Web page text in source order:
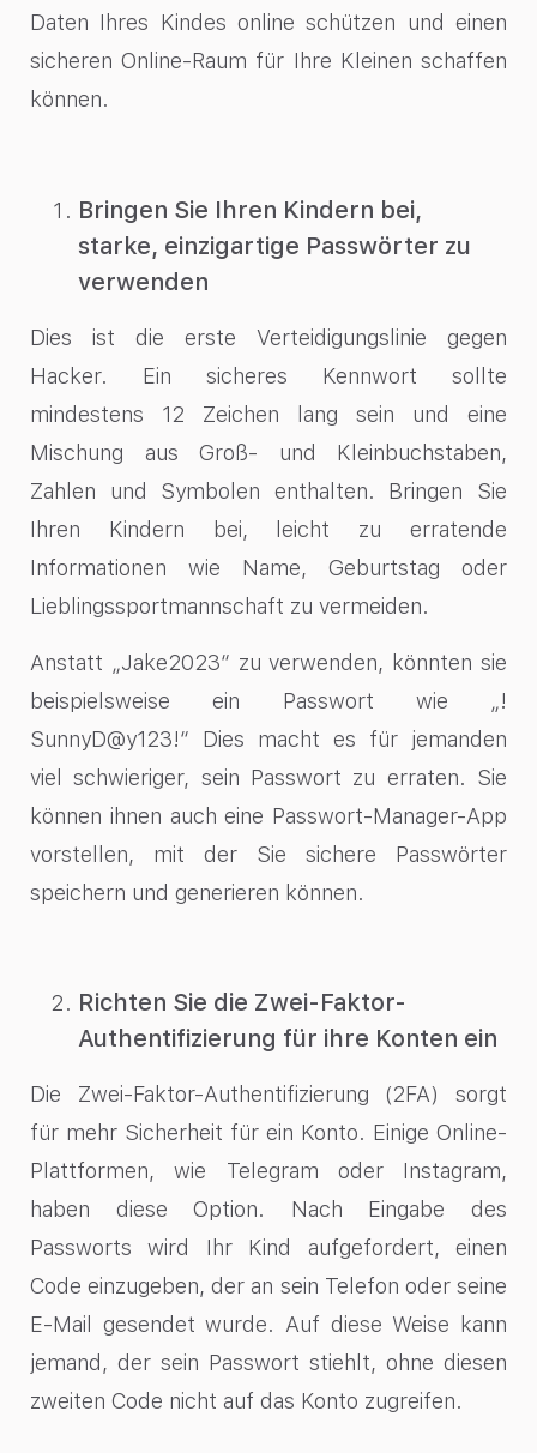
Daten Ihres Kindes online schützen und einen
sicheren Online-Raum für Ihre Kleinen schaffen
können.
Bringen Sie Ihren Kindern bei,
starke, einzigartige Passwörter zu
verwenden
Dies ist die erste Verteidigungslinie gegen
Hacker. Ein sicheres Kennwort sollte
mindestens 12 Zeichen lang sein und eine
Mischung aus Groß- und Kleinbuchstaben,
Zahlen und Symbolen enthalten. Bringen Sie
Ihren Kindern bei, leicht zu erratende
Informationen wie Name, Geburtstag oder
Lieblingssportmannschaft zu vermeiden.
Anstatt „Jake2023“ zu verwenden, könnten sie
beispielsweise ein Passwort wie „!
SunnyD@y123!“ Dies macht es für jemanden
viel schwieriger, sein Passwort zu erraten. Sie
können ihnen auch eine Passwort-Manager-App
vorstellen, mit der Sie sichere Passwörter
speichern und generieren können.
Richten Sie die Zwei-Faktor-
Authentifizierung für ihre Konten ein
Die Zwei-Faktor-Authentifizierung (2FA) sorgt
für mehr Sicherheit für ein Konto. Einige Online-
Plattformen, wie Telegram oder Instagram,
haben diese Option. Nach Eingabe des
Passworts wird Ihr Kind aufgefordert, einen
Code einzugeben, der an sein Telefon oder seine
E-Mail gesendet wurde. Auf diese Weise kann
jemand, der sein Passwort stiehlt, ohne diesen
zweiten Code nicht auf das Konto zugreifen.